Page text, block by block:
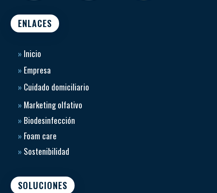
ENLACES
» Inicio
» Empresa
» Cuidado domiciliario
» Marketing olfativo
» Biodesinfección
» Foam care
» Sostenibilidad
SOLUCIONES